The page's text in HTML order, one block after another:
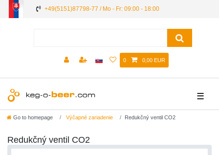
+49(5151)87798-77 / Mo - Fr: 09:00 - 18:00
0 0,00 EUR
☰
Go to homepage Výčapné zariadenie Redukčný ventil CO2
Redukčný ventil CO2